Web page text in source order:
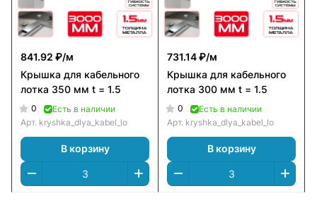
841.92 ₽/м
Крышка для кабельного
лотка 350 мм t = 1.5
0
Есть в наличии
Арт. kryshka_dlya_kabel_lotka_350_mm_t_=_1.5
В корзину
731.14 ₽/м
Крышка для кабельного
лотка 300 мм t = 1.5
0
Есть в наличии
Арт.
В корзину